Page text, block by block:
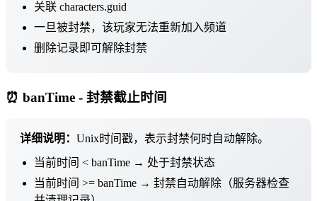
关联 characters.guid
一旦被封禁，该玩家无法重新加入频道
删除记录即可解除封禁
⏰ banTime - 封禁截止时间
详细说明： Unix时间戳，表示封禁何时自动解除。
当前时间 < banTime → 处于封禁状态
当前时间 >= banTime → 封禁自动解除（服务器检查